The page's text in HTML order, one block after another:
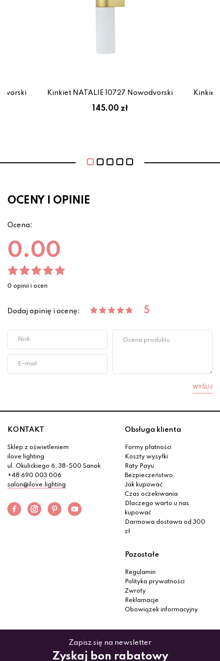
Kinkiet NATALIE 10727 Nowodvorski
145.00 zł
Kinkiet
OCENY I OPINIE
Ocena:
0.00
0 opinii i ocen
Dodaj opinię i ocenę: 5
WYŚLIJ
KONTAKT
Sklep z oświetleniem
ilove lighting
ul. Okulickiego 6, 38-500 Sanok
+48 690 003 006
salon@ilove.lighting
Obsługa klienta
Formy płatności
Koszty wysyłki
Raty Payu
Bezpieczeństwo
Jak kupować
Czas oczekiwania
Dlaczego warto u nas
kupować
Darmowa dostawa od 300
zł
Pozostałe
Regulamin
Polityka prywatności
Zwroty
Reklamacje
Obowiązek informacyjny
Zapisz się na newsletter
Zyskaj bon rabatowy